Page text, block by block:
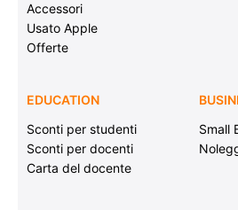
Accessori
Usato Apple
Offerte
EDUCATION
Sconti per studenti
Sconti per docenti
Carta del docente
Small